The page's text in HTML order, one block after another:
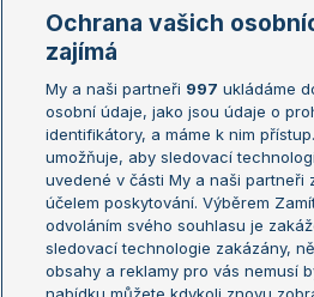
Žebříčky
Žebříček ATP (muži)
Žebříček WTA (ženy)
Sázkařský žebříček
French
US Open
Turnaj
Turnaj
Ochrana vašich
zajímá
My a naši partneři 997 ukládáme
osobní údaje, jako jsou údaje o
identifikátory, a máme k nim
umožňuje, aby sledovací
uvedené v části My a naši partneři
účelem poskytování. Výběrem
odvoláním svého souhlasu je
sledovací technologie zakázány,
obsahy a reklamy pro vás nemusí